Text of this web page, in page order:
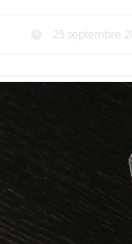
25 septembre